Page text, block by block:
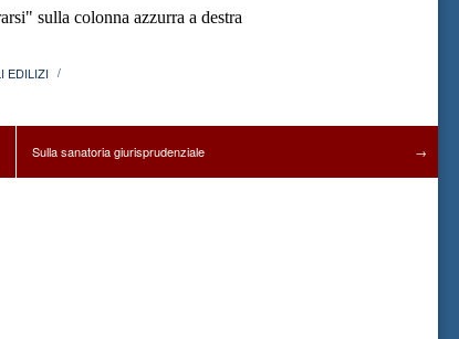
sulla colonna azzurra a destra
EDILIZI /
Sulla sanatoria giurisprudenziale →